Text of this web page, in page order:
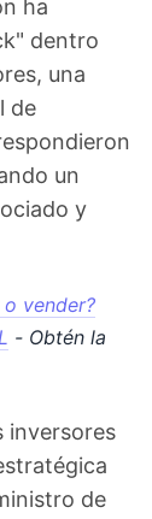
ha
dentro
una
de
un
y
vender?
- Obtén la
inversores
de